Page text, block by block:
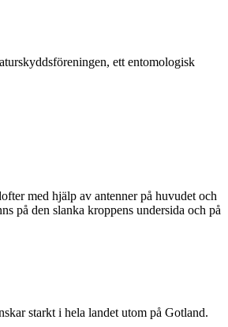
ett entomologisk
med hjälp av antenner på huvudet och
på den slanka kroppens undersida och på
starkt i hela landet utom på Gotland.